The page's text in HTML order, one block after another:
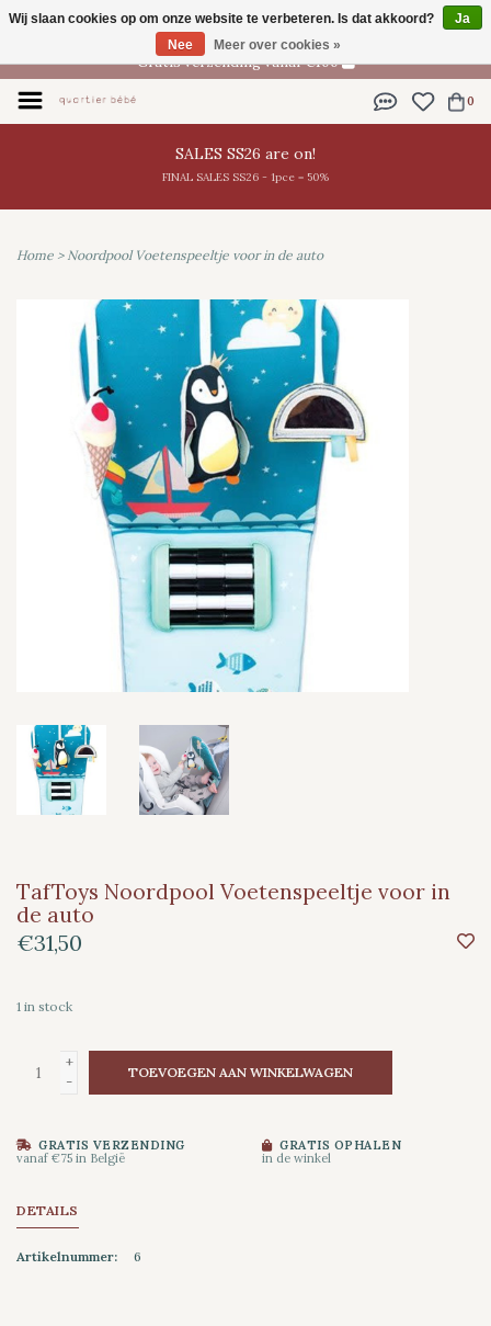
NL
Gratis verzending vanaf €100
0
SALES SS26 are on!
FINAL SALES SS26 - 1pce = 50%
Home > Noordpool Voetenspeeltje voor in de auto
TafToys Noordpool Voetenspeeltje voor in
de auto
€31,50
1 in stock
+
-
TOEVOEGEN AAN WINKELWAGEN
GRATIS VERZENDING
vanaf €75 in België
GRATIS OPHALEN
in de winkel
DETAILS
Artikelnummer: 6
Wij slaan cookies op om onze website te verbeteren. Is dat akkoord?
Ja
Nee
Meer over cookies »